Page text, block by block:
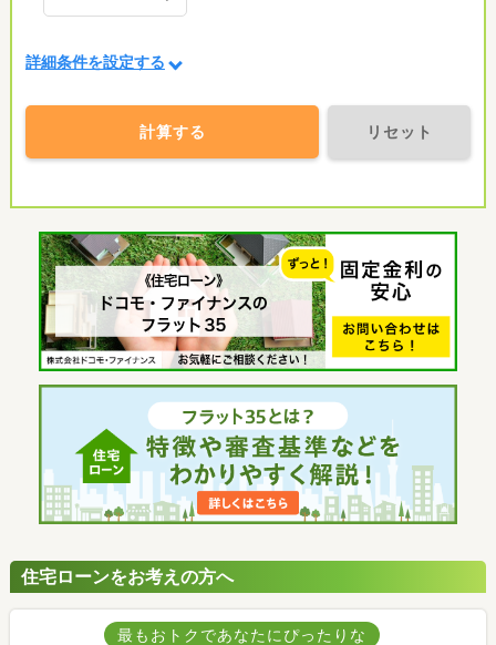
詳細条件を設定する
計算する リセット
住宅ローンをお考えの方へ
最もおトクであなたにぴったりな